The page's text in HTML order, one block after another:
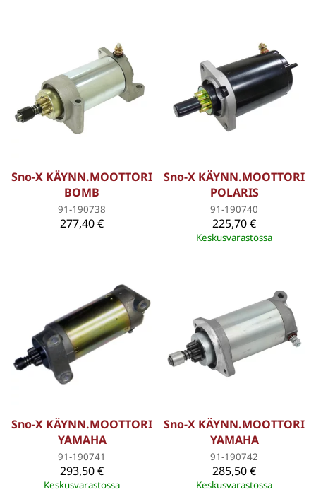
Sno-X KÄYNN.MOOTTORI
BOMB
91-190738
277,40 €
Sno-X KÄYNN.MOOTTORI
POLARIS
91-190740
225,70 €
Keskusvarastossa
Sno-X KÄYNN.MOOTTORI
YAMAHA
91-190741
293,50 €
Keskusvarastossa
Sno-X KÄYNN.MOOTTORI
YAMAHA
91-190742
285,50 €
Keskusvarastossa